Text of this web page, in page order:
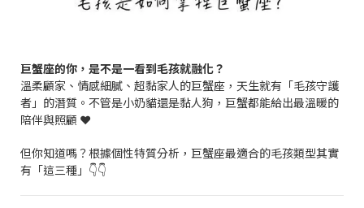
巨蟹座的你，是不是一看到毛孩就融化？
溫柔顧家、情感細膩、超黏家人的巨蟹座，天生就有「毛孩守護
者」的潛質。不管是小奶貓還是黏人狗，巨蟹都能給出最溫暖的
陪伴與照顧 ❤️
但你知道嗎？根據個性特質分析，巨蟹座最適合的毛孩類型其實
有「這三種」👇👇